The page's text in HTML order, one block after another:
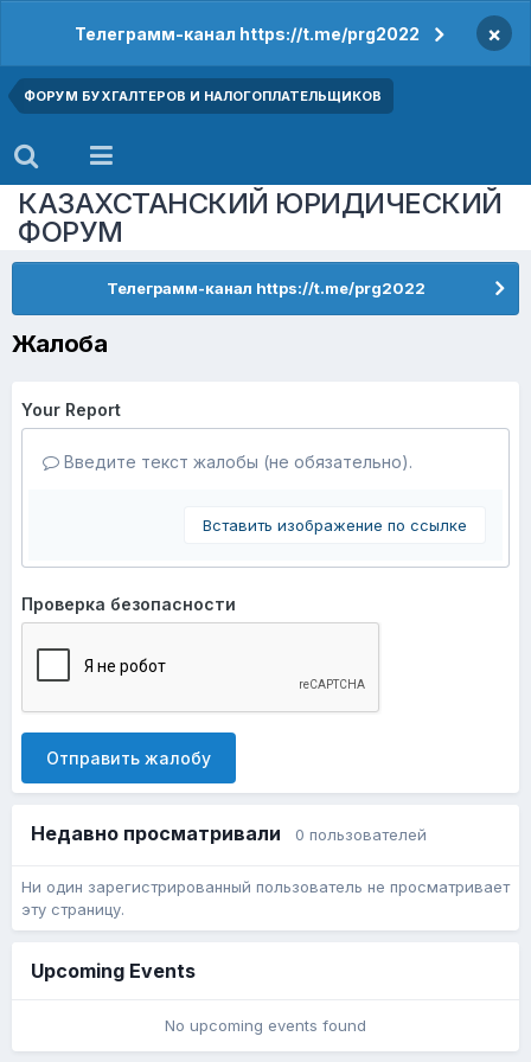
Телеграмм-канал https://t.me/prg2022 ×
ФОРУМ БУХГАЛТЕРОВ И НАЛОГОПЛАТЕЛЬЩИКОВ
КАЗАХСТАНСКИЙ ЮРИДИЧЕСКИЙ
ФОРУМ
Телеграмм-канал https://t.me/prg2022
Жалоба
Your Report
Введите текст жалобы (не обязательно).
Вставить изображение по ссылке
Проверка безопасности
Отправить жалобу
Недавно просматривали 0 пользователей
Ни один зарегистрированный пользователь не просматривает
эту страницу.
Upcoming Events
No upcoming events found